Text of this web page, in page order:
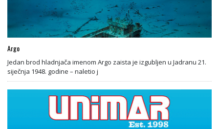
Argo
Jedan brod hladnjača imenom Argo zaista je izgubljen u Jadranu 21.
siječnja 1948. godine – naletio j